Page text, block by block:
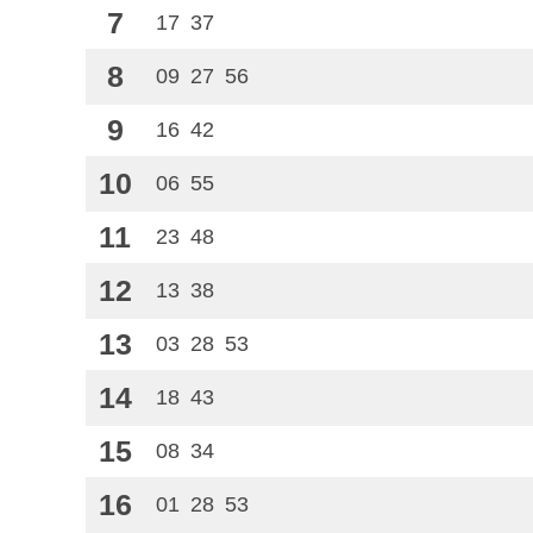
7 17 37
8 09 27 56
9 16 42
10 06 55
11 23 48
12 13 38
13 03 28 53
14 18 43
15 08 34
16 01 28 53